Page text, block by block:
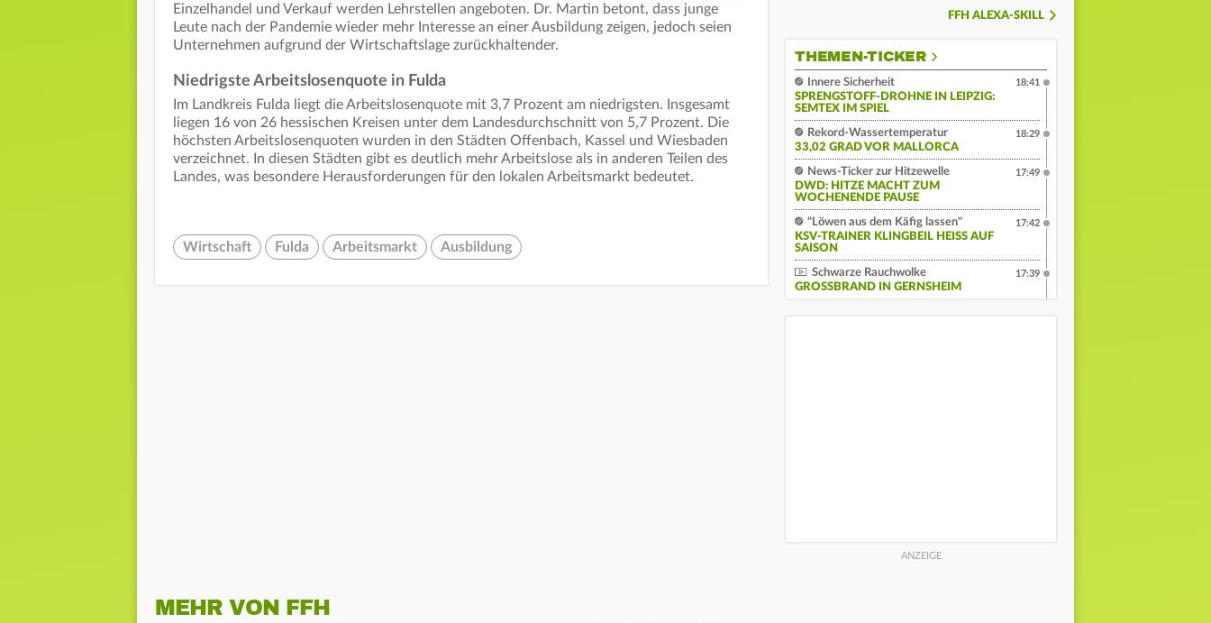
Einzelhandel und Verkauf werden Lehrstellen angeboten. Dr. Martin betont, dass junge
Leute nach der Pandemie wieder mehr Interesse an einer Ausbildung zeigen, jedoch seien
Unternehmen aufgrund der Wirtschaftslage zurückhaltender.
Niedrigste Arbeitslosenquote in Fulda
Im Landkreis Fulda liegt die Arbeitslosenquote mit 3,7 Prozent am niedrigsten. Insgesamt
liegen 16 von 26 hessischen Kreisen unter dem Landesdurchschnitt von 5,7 Prozent. Die
höchsten Arbeitslosenquoten wurden in den Städten Offenbach, Kassel und Wiesbaden
verzeichnet. In diesen Städten gibt es deutlich mehr Arbeitslose als in anderen Teilen des
Landes, was besondere Herausforderungen für den lokalen Arbeitsmarkt bedeutet.
Wirtschaft Fulda Arbeitsmarkt Ausbildung
FFH ALEXA-SKILL
THEMEN-TICKER
Innere Sicherheit
SPRENGSTOFF-DROHNE IN LEIPZIG:
SEMTEX IM SPIEL
18:41
Rekord-Wassertemperatur
33,02 GRAD VOR MALLORCA
18:29
News-Ticker zur Hitzewelle
DWD: HITZE MACHT ZUM
WOCHENENDE PAUSE
17:49
"Löwen aus dem Käfig lassen"
KSV-TRAINER KLINGBEIL HEISS AUF S
AISON
17:42
Schwarze Rauchwolke
GROSSBRAND IN GERNSHEIM
17:39
MEHR VON FFH